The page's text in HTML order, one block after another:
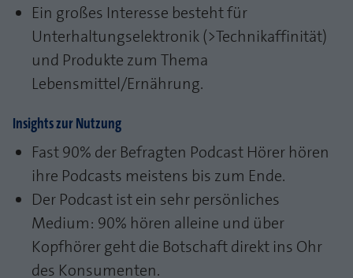
Ein großes Interesse besteht für
Unterhaltungselektronik (>Technikaffinität)
und Produkte zum Thema
Lebensmittel/Ernährung.
Insights zur Nutzung
Fast 90% der Befragten Podcast Hörer hören
ihre Podcasts meistens bis zum Ende.
Der Podcast ist ein sehr persönliches
Medium: 90% hören alleine und über
Kopfhörer geht die Botschaft direkt ins Ohr
des Konsumenten.